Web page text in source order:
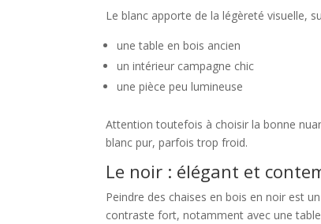
Le blanc apporte de la légèreté visuelle,
une table en bois ancien
un intérieur campagne chic
une pièce peu lumineuse
Attention toutefois à choisir la bonne
blanc pur, parfois trop froid.
Le noir : élégant et
Peindre des chaises en bois en noir est
contraste fort, notamment avec une